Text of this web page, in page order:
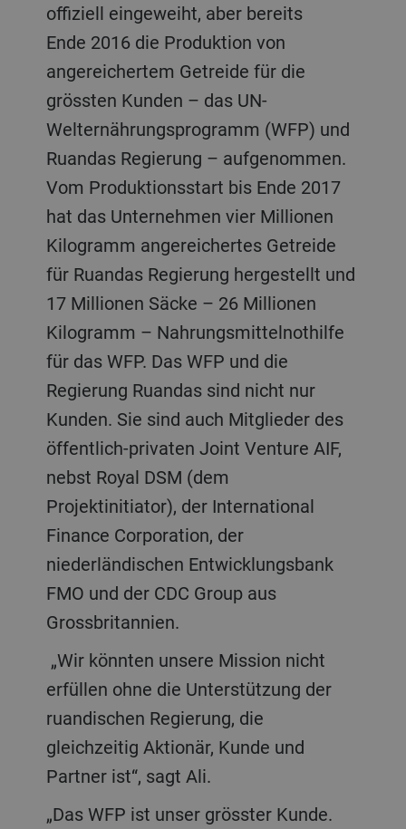
offiziell eingeweiht, aber bereits
Ende 2016 die Produktion von
angereichertem Getreide für die
grössten Kunden – das UN-
Welternährungsprogramm (WFP) und
Ruandas Regierung – aufgenommen.
Vom Produktionsstart bis Ende 2017
hat das Unternehmen vier Millionen
Kilogramm angereichertes Getreide
für Ruandas Regierung hergestellt und
17 Millionen Säcke – 26 Millionen
Kilogramm – Nahrungsmittelnothilfe
für das WFP. Das WFP und die
Regierung Ruandas sind nicht nur
Kunden. Sie sind auch Mitglieder des
öffentlich-privaten Joint Venture AIF,
nebst Royal DSM (dem
Projektinitiator), der International
Finance Corporation, der
niederländischen Entwicklungsbank
FMO und der CDC Group aus
Grossbritannien.
„Wir könnten unsere Mission nicht
erfüllen ohne die Unterstützung der
ruandischen Regierung, die
gleichzeitig Aktionär, Kunde und
Partner ist“, sagt Ali.
„Das WFP ist unser grösster Kunde.